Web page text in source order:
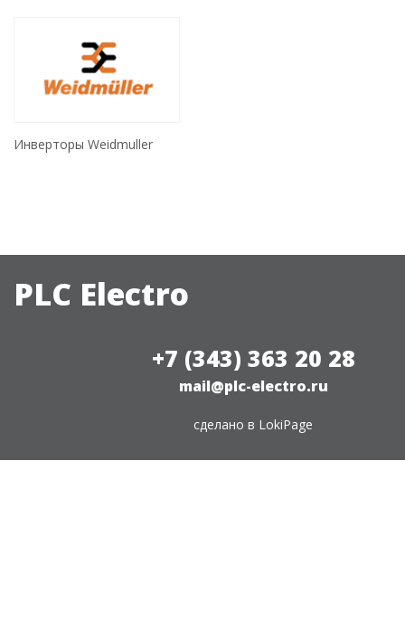
Инверторы Weidmuller
PLC Electro
+7 (343) 363 20 28
mail@plc-electro.ru
сделано в LokiPage